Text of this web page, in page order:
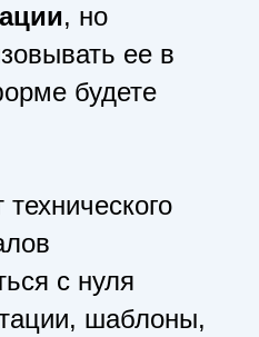
, но
ее в
будете
с нуля
шаблоны,